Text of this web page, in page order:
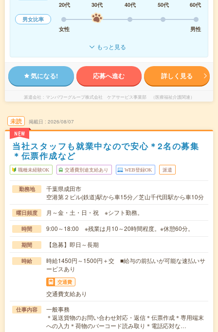
20代
30代 40代 50代
60代
男女比率
女性
男性
もっと見る
気になる! 応募へ進む 詳しく見る
派遣会社 マンパワーグループ株式会社 ケアサービス事業部 （医療福祉介護関連）
未読
NEW
掲載日 2026/08/07
当社スタッフも就業中なので安心＊2名の募集
＊伝票作成など
職種未経験OK 交通費別途支給あり WEB登録OK 派遣
勤務地
千葉県成田市
空港第２ビル(鉄道)駅から車15分／芝山千代田駅から車10分
曜日頻度 月～金・土・日・祝 ※シフト勤務。
時間 9:00～18:00 ※残業は月10～20時間程度。※休憩60分。
期間 【急募】即日～長期
時給
時給1450円～1500円＋交 ■給与の前払いが可能な速払いサ
ービスあり
交通費
交通費支給あり
仕事内容
一般事務
＊返送貨物のお問い合わせ対応・返信＊伝票作成＊専用端末
への入力＊荷物のバーコード読み取り＊電話応対な…